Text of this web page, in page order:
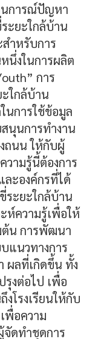
นการณ์ปัญหา
ะยะใกล้บ้าน
ำหรับการ
นึ่งในการผลิต
การ
ใกล้บ้าน
นการใช้ข้อมูล
สนุนการทำงาน
ถนน ให้กับผู้
ามรู้นี้ต้องการ
ละองค์กรที่ได้
ระยะใกล้บ้าน
ห์ความรู้เพื่อให้
ต้น การพัฒนา
แนวทางการ
ผลที่เกิดขึ้น ทั้ง
งต่อไป เพื่อ
โรงเรียนให้กับ
พื่อความ
ดทำชุดการ